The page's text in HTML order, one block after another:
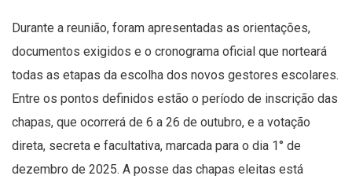
Durante a reunião, foram apresentadas as orientações,
documentos exigidos e o cronograma oficial que norteará
todas as etapas da escolha dos novos gestores escolares.
Entre os pontos definidos estão o período de inscrição das
chapas, que ocorrerá de 6 a 26 de outubro, e a votação
direta, secreta e facultativa, marcada para o dia 1° de
dezembro de 2025. A posse das chapas eleitas está